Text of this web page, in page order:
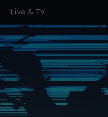
Live & TV